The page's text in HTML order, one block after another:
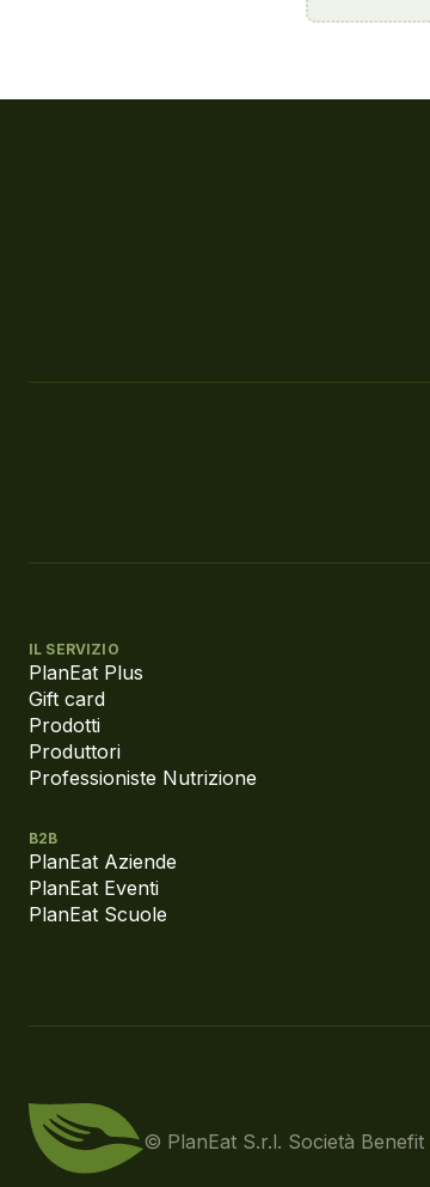
IL SERVIZIO
PlanEat Plus
Gift card
Prodotti
Produttori
Professioniste Nutrizione
B2B
PlanEat Aziende
PlanEat Eventi
PlanEat Scuole
© PlanEat S.r.l. Società Benefit